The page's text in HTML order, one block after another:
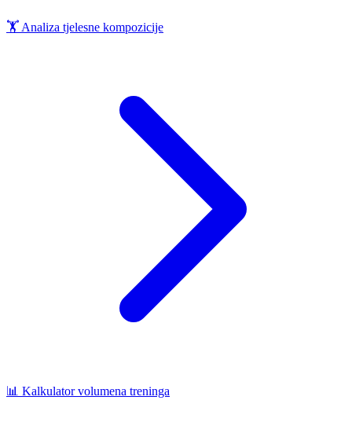
🏋️ Analiza tjelesne kompozicije
📊 Kalkulator volumena treninga